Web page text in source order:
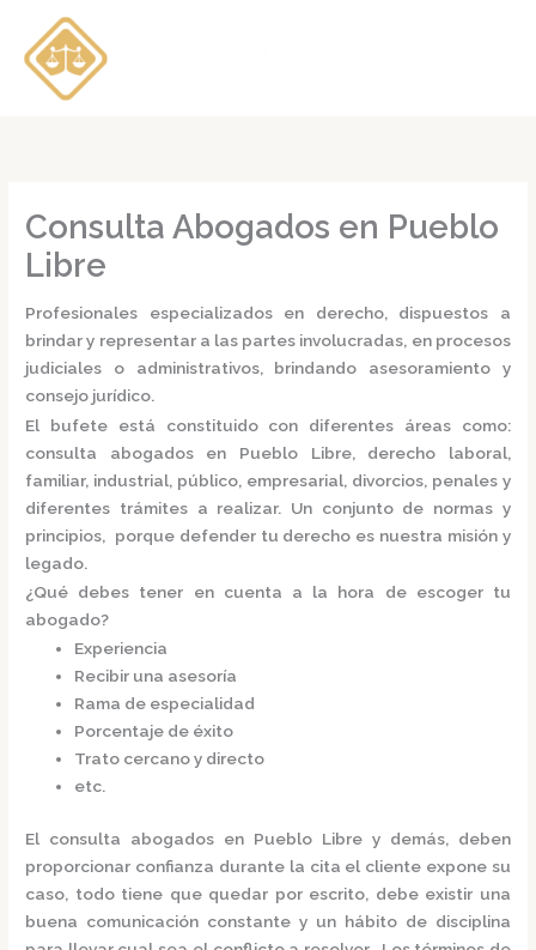
contenido
Consulta Abogados en Pueblo
Libre
Profesionales especializados en derecho, dispuestos a
brindar y representar a las partes involucradas, en procesos
judiciales o administrativos, brindando asesoramiento y
consejo jurídico.
El bufete está constituido con diferentes áreas como:
consulta
abogados en Pueblo Libre, derecho laboral,
familiar, industrial, público, empresarial, divorcios, penales y
diferentes trámites a realizar. Un conjunto de normas y
principios, porque defender tu derecho es nuestra misión y
legado.
¿Qué debes tener en cuenta a la hora de escoger tu
abogado?
Experiencia
Recibir una asesoría
Rama de especialidad
Porcentaje de éxito
Trato cercano y directo
etc.
El consulta abogados en Pueblo Librey demás, deben
proporcionar confianza durante la cita el cliente expone su
caso, todo tiene que quedar por escrito, debe existir una
buena comunicación constante y un hábito de disciplina